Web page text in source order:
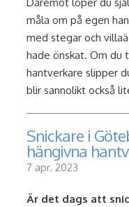
Däremot löper du
måla om på egen
med stegar och
hade önskat. Om du
hantverkare slipper
blir sannolikt också
Snickare i
hängivna
7 apr. 2023
Är det dags att